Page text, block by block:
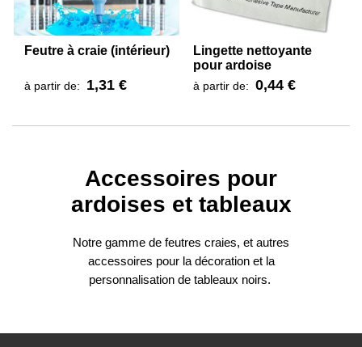
Feutre à craie (intérieur)
à partir de: 1,31 €
Lingette nettoyante
pour ardoise
à partir de: 0,44 €
Accessoires pour
ardoises et tableaux
Notre gamme de feutres craies, et autres
accessoires pour la décoration et la
personnalisation de tableaux noirs.